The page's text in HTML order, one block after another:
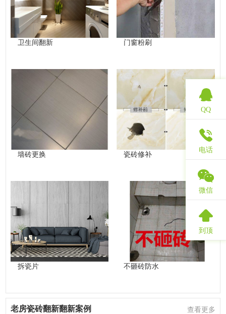
卫生间翻新 门窗粉刷
墙砖更换 瓷砖修补
拆瓷片 不砸砖防水
老房瓷砖翻新翻新案例 查看更多
QQ
电话
微信
到顶